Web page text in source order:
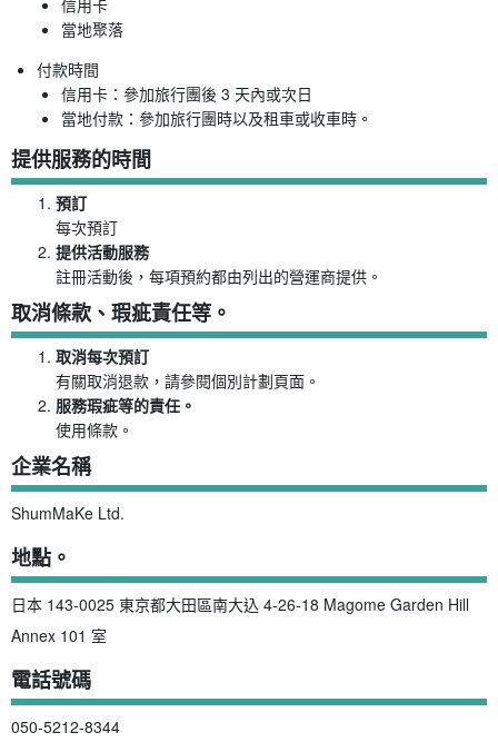
信用卡
當地聚落
付款時間
信用卡：參加旅行團後 3 天內或次日
當地付款：參加旅行團時以及租車或收車時。
提供服務的時間
預訂
每次預訂
提供活動服務
註冊活動後，每項預約都由列出的營運商提供。
取消條款、瑕疵責任等。
取消每次預訂
有關取消退款，請參閱個別計劃頁面。
服務瑕疵等的責任。
使用條款。
企業名稱
ShumMaKe Ltd.
地點。
日本 143-0025 東京都大田區南大込 4-26-18 Magome Garden Hill
Annex 101 室
電話號碼
050-5212-8344